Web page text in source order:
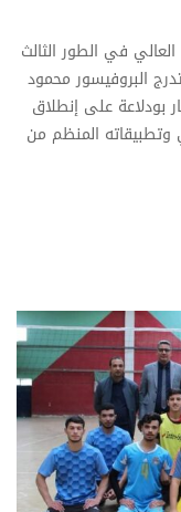
في الطور الثالث
البروفيسور محمود
بودلاعة على إنطلاق
وتطبيقاته المنظم من